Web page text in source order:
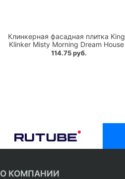
Клинкерная фасадная плитка King
Klinker Misty Morning Dream House
114.75 руб.
О КОМПАНИИ